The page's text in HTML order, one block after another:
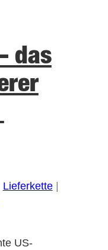
das
Lieferkette
US-